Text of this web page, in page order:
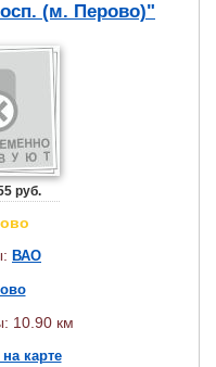
(м. Перово)"
руб.
ВАО
10.90 км
карте